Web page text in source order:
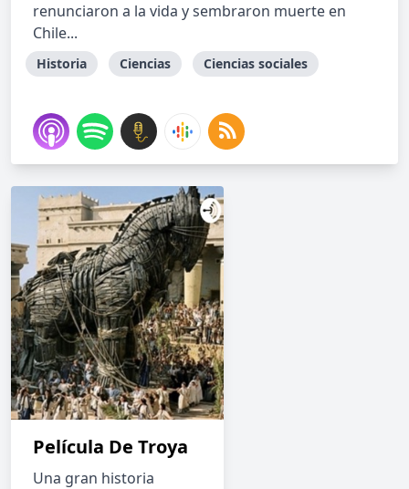
renunciaron a la vida y sembraron muerte en
Chile...
Historia Ciencias Ciencias sociales
Película De Troya
Una gran historia